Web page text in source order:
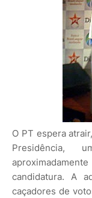
O PT espera
Presidência,
candidatura. A
caçadores de